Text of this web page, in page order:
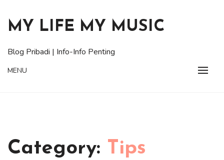
content
MY LIFE MY MUSIC
Blog Pribadi | Info-Info Penting
MENU
Category: Tips